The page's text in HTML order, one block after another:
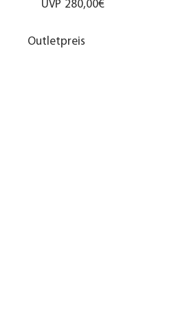
UVP 280,00€
Outletpreis